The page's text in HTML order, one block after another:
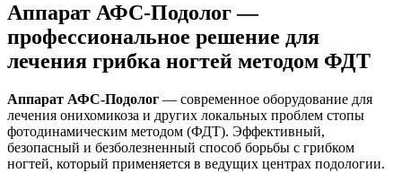
Аппарат АФС-Подолог —
профессиональное решение для
лечения грибка ногтей методом ФДТ
Аппарат АФС-Подолог — современное оборудование для
лечения онихомикоза и других локальных проблем стопы
фотодинамическим методом (ФДТ). Эффективный,
безопасный и безболезненный способ борьбы с грибком
ногтей, который применяется в ведущих центрах подологии.